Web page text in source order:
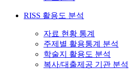
RISS 활용도 분석
자료 현황 통계
주제별 활용통계 분석
학술지 활용도 분석
복사/대출제공 기관 분석